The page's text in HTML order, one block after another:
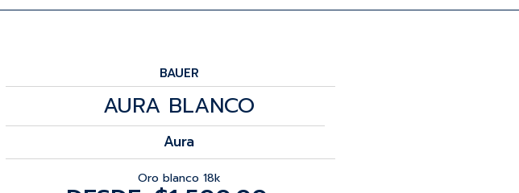
BAUER
AURA BLANCO
Aura
Oro blanco 18k